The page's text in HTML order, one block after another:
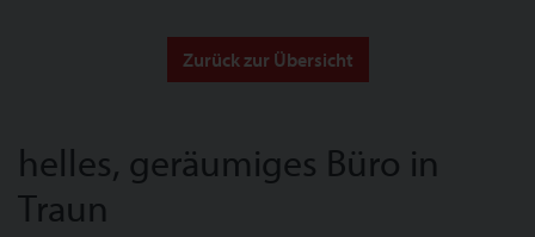
Zurück zur Übersicht
helles, geräumiges Büro in
Traun